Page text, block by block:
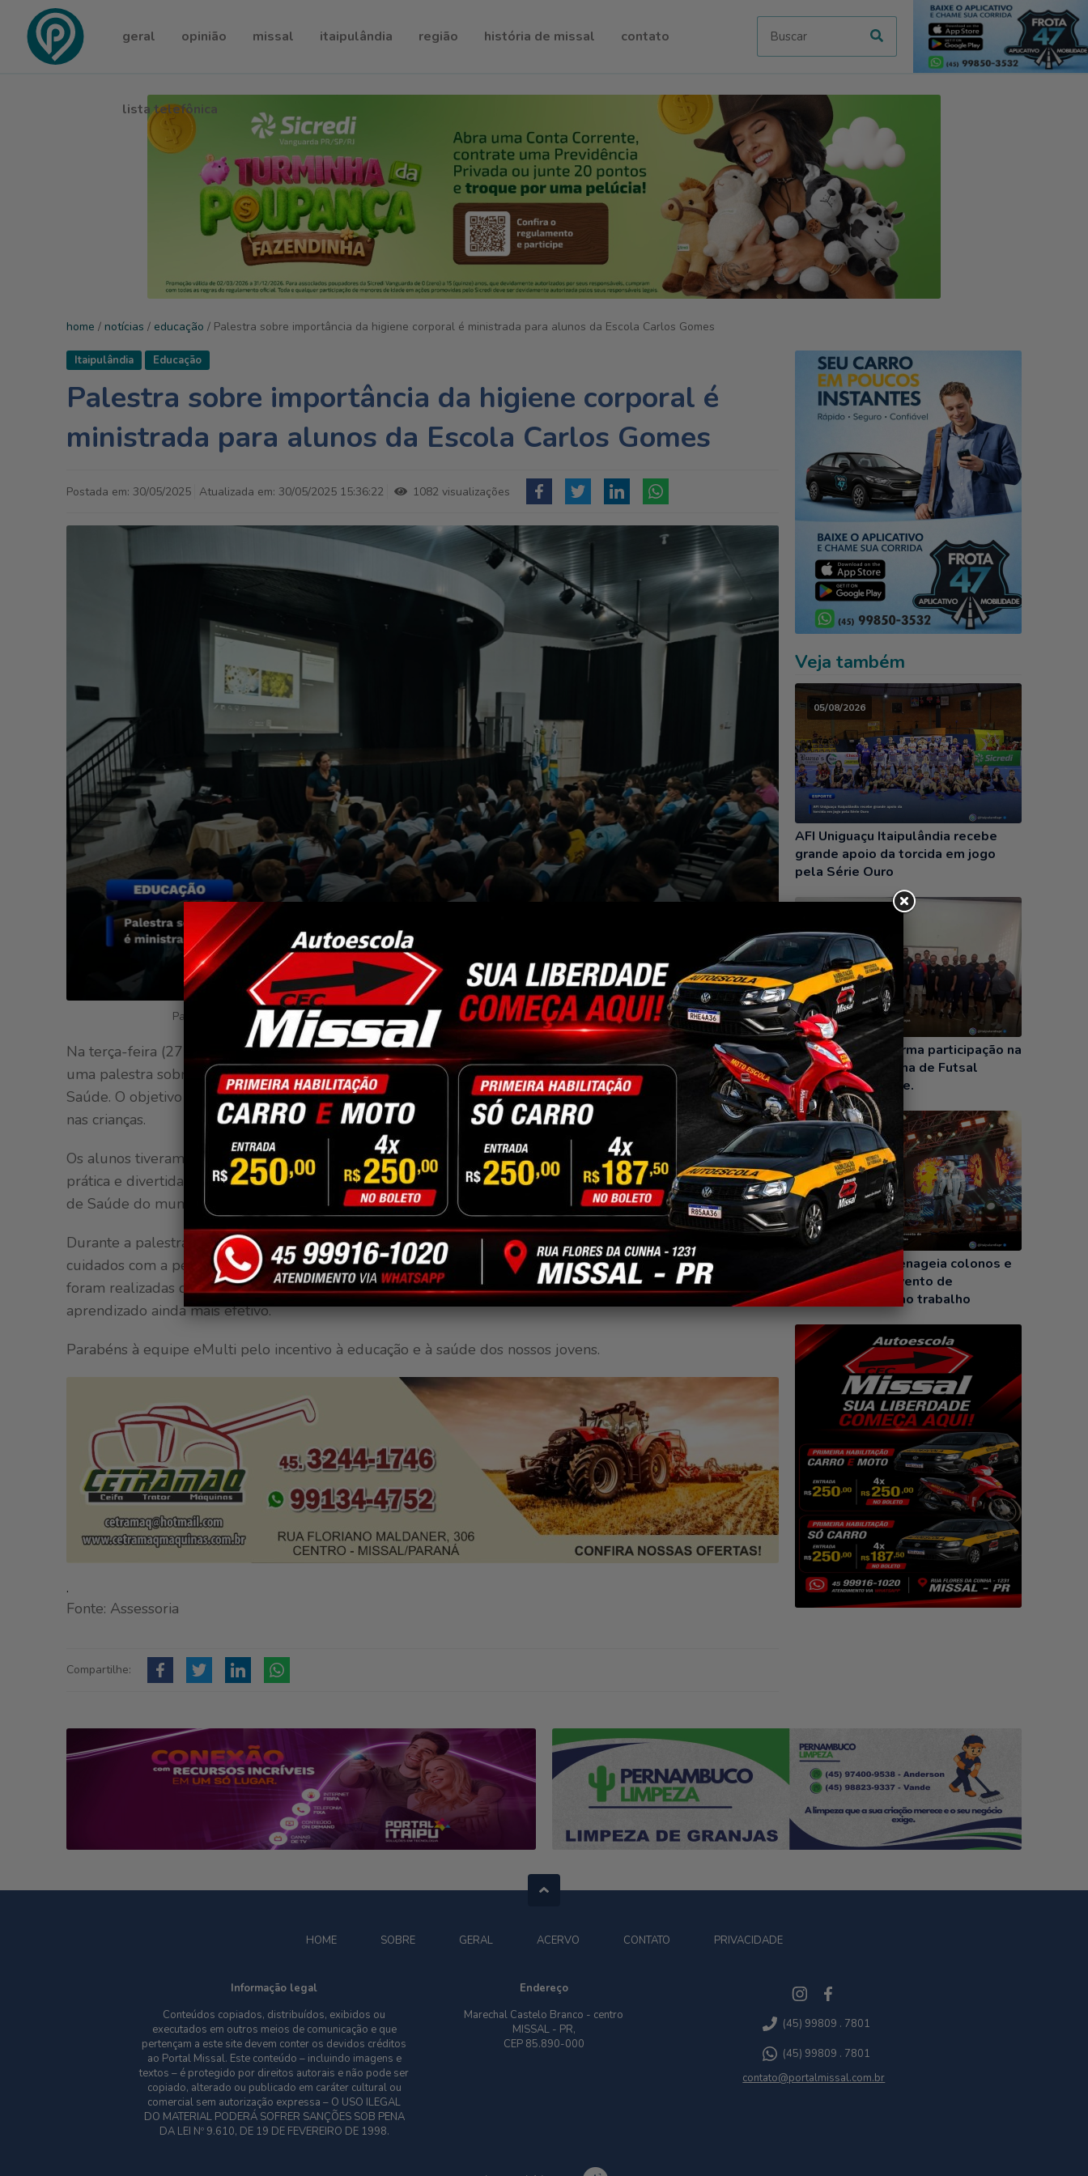
geral opinião missal itaipulândia região história de missal contato
lista telefônica
home / notícias / educação / Palestra sobre importância da higiene corporal é ministrada para alunos da Escola Carlos Gomes
Itaipulândia Educação
Palestra sobre importância da higiene corporal é
ministrada para alunos da Escola Carlos Gomes
Postada em: 30/05/2025 Atualizada em: 30/05/2025 15:36:22 1082 visualizações
Palestra sobre importância da higiene corporal é ministrada para alunos da Escola Carlos Gomes
Na terça-feira (27), os alunos do 5º ano do Ensino Fundamental da Escola Carlos Gomes participaram de
uma palestra sobre a importância da higiene pessoal em parceria com a equipe eMulti da Secretaria de
Saúde. O objetivo foi o de ensinar hábitos de higiene para promover saúde, autoestima e prevenir doenças
nas crianças.
Os alunos tiveram a oportunidade de aprender sobre a importância da higiene corporal de uma forma
prática e divertida, com a enfermeira Solange da Luz Pegoretto, integrante da equipe eMulti da Secretaria
de Saúde do município.
Durante a palestra, Solange abordou temas essenciais para a saúde e o bem-estar, como a higiene pessoal,
cuidados com a pele, higiene das mãos e a importância de manter hábitos saudáveis no dia a dia. Além disso,
foram realizadas demonstrações práticas que encantaram e envolveram os estudantes, tornando o
aprendizado ainda mais efetivo.
Parabéns à equipe eMulti pelo incentivo à educação e à saúde dos nossos jovens.
.
Fonte: Assessoria
Compartilhe:
Veja também
05/08/2026
AFI Uniguaçu Itaipulândia recebe
grande apoio da torcida em jogo
pela Série Ouro
Itaipulândia confirma participação na
VIII Copa Italianinha de Futsal
Categoria de Base.
29/07/2026
Itaipulândia homenageia colonos e
motoristas em evento de
reconhecimento ao trabalho
HOME SOBRE GERAL ACERVO CONTATO PRIVACIDADE
Informação legal
Conteúdos copiados, distribuídos, exibidos ou
executados em outros meios de comunicação e que
pertençam a este site devem conter os devidos créditos
ao Portal Missal. Este conteúdo – incluindo imagens e
textos – é protegido por direitos autorais e não pode ser
copiado, alterado ou publicado em caráter cultural ou
comercial sem autorização expressa – O USO ILEGAL
DO MATERIAL PODERÁ SOFRER SANÇÕES SOB PENA
DA LEI Nº 9.610, DE 19 DE FEVEREIRO DE 1998.
Endereço
Marechal Castelo Branco - centro
MISSAL - PR,
CEP 85.890-000
(45) 99809 . 7801
(45) 99809 . 7801
contato@portalmissal.com.br